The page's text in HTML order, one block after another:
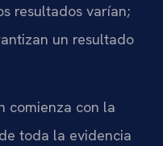
resultados varían;
un resultado
comienza con la
toda la evidencia